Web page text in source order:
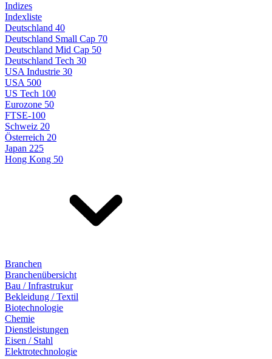
Indizes
Indexliste
Deutschland 40
Deutschland Small Cap 70
Deutschland Mid Cap 50
Deutschland Tech 30
USA Industrie 30
USA 500
US Tech 100
Eurozone 50
FTSE-100
Schweiz 20
Österreich 20
Japan 225
Hong Kong 50
Branchen
Branchenübersicht
Bau / Infrastrukur
Bekleidung / Textil
Biotechnologie
Chemie
Dienstleistungen
Eisen / Stahl
Elektrotechnologie